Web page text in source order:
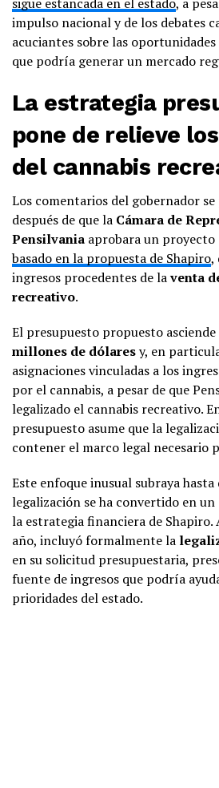
impulso nacional y de los debates
acuciantes sobre las
que podría generar un mercado
La estrategia
pone de relieve
del cannabis
Los comentarios del gobernador
después de que la Cámara de
Pensilvania aprobara un
basado en la propuesta de Shapiro,
ingresos procedentes de laventa
recreativo.
El presupuesto propuesto
millones de dólaresy, en
asignaciones vinculadas a los
por el cannabis, a pesar de que
legalizado el cannabis recreativo.
presupuesto asume que la
contener el marco legal necesario
Este enfoque inusual subraya
legalización se ha convertido en
la estrategia financiera de Shapiro.
año, incluyó formalmente la
en su solicitud presupuestaria,
fuente de ingresos que podría
prioridades del estado.